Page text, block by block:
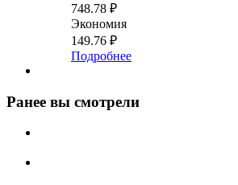
748.78 ₽
Экономия
149.76 ₽
Подробнее
Ранее вы смотрели